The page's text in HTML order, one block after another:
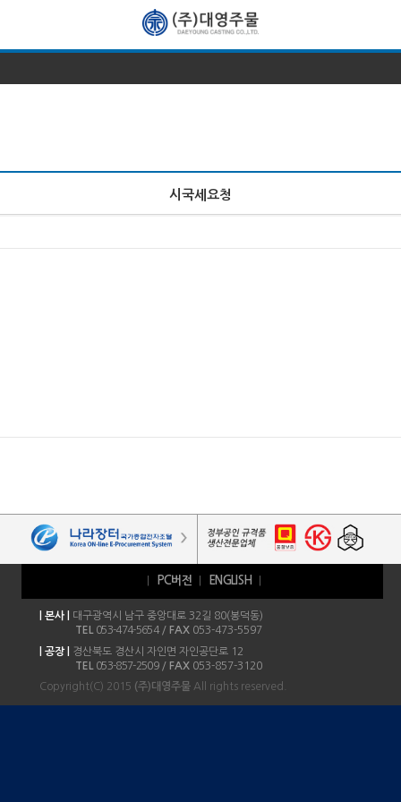
시국세요청
PC버전 ENGLISH
| 본사 |
대구광역시 남구 중앙대로 32길 80(봉덕동)
TEL 053-474-5654/ FAX 053-473-5597
| 공장 |
경산북도 경산시 자인면 자인공단로 12
TEL 053-857-2509/ FAX 053-857-3120
Copyright(C) 2015 (주)대영주물 All rights reserved.